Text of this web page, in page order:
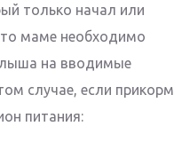
только начал или
маме необходимо
на вводимые
случае, если прикорм
питания: